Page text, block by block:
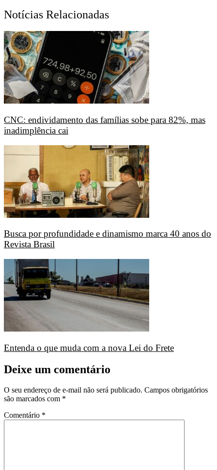
Notícias Relacionadas
CNC: endividamento das famílias sobe para 82%, mas
inadimplência cai
Busca por profundidade e dinamismo marca 40 anos do
Revista Brasil
Entenda o que muda com a nova Lei do Frete
Deixe um comentário
O seu endereço de e-mail não será publicado. Campos obrigatórios
são marcados com *
Comentário *